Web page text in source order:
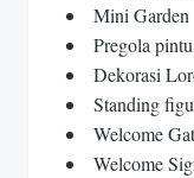
Mini Garden
Pregola
Dekorasi
Standing
Welcome
Welcome